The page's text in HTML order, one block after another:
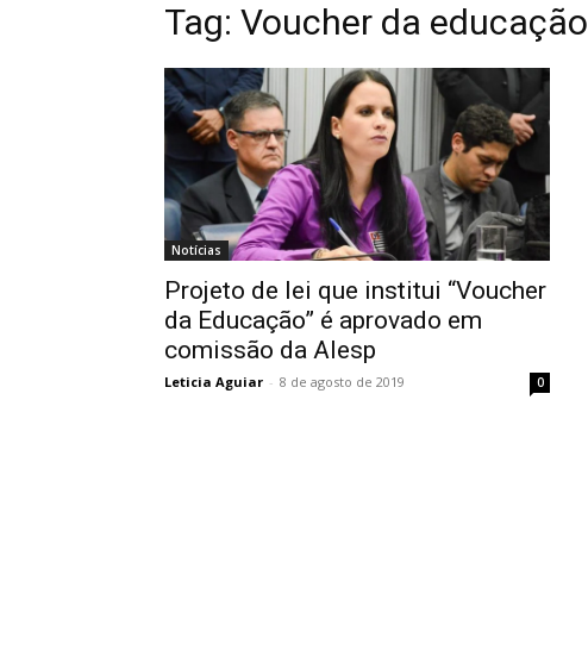
Tag: Voucher da educação
Notícias
Projeto de lei que institui “Voucher
da Educação” é aprovado em
comissão da Alesp
Leticia Aguiar - 8 de agosto de 2019 0